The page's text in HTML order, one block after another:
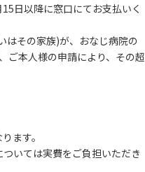
日以降に窓口にてお支払いく
はその家族)が、おなじ病院の
ご本人様の申請により、その超
ます。
いては実費をご負担いただき